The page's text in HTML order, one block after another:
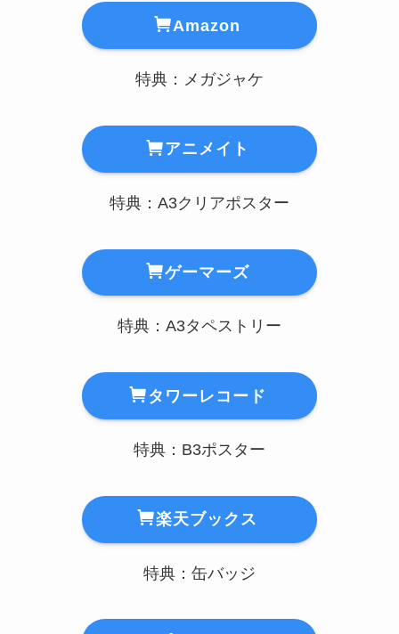
Amazon
特典：メガジャケ
アニメイト
特典：A3クリアポスター
ゲーマーズ
特典：A3タペストリー
タワーレコード
特典：B3ポスター
楽天ブックス
特典：缶バッジ